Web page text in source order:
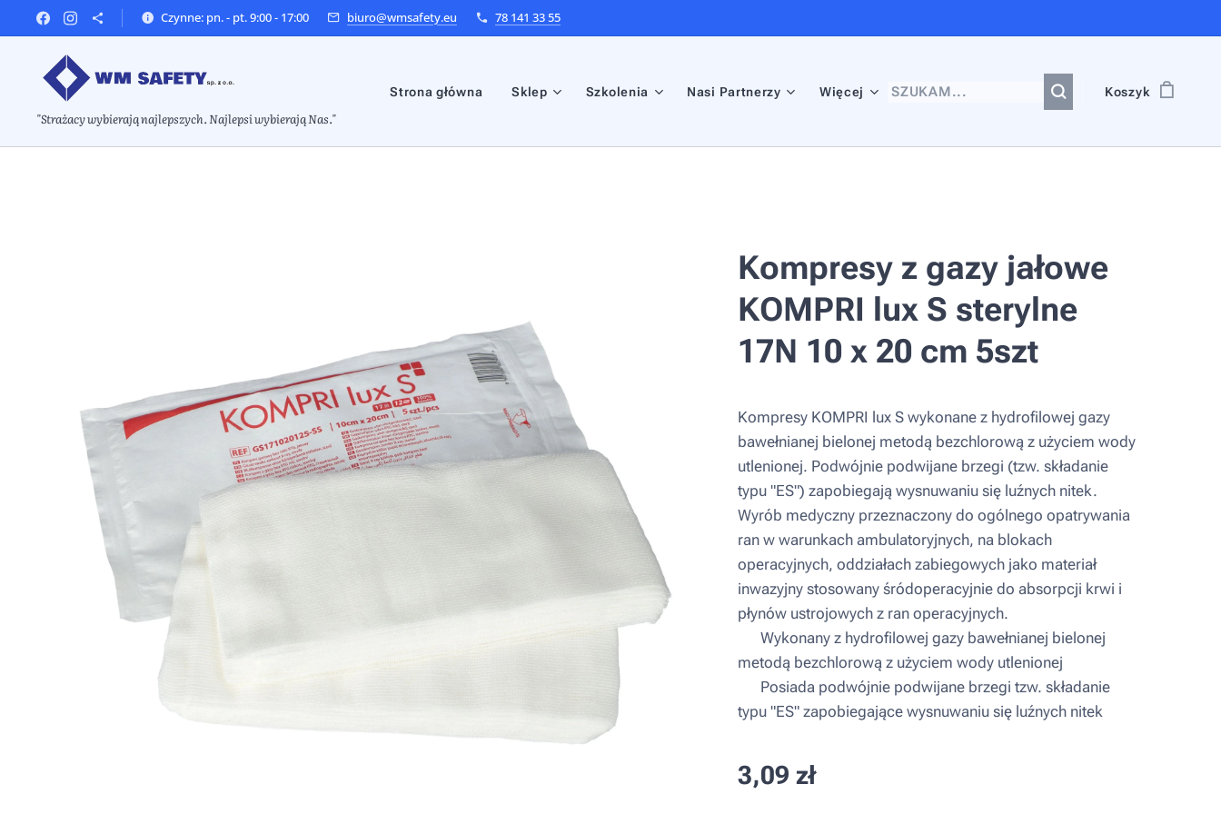
Czynne: pn. - pt. 9:00 - 17:00 biuro@wmsafety.eu 78 141 33 55
"Strażacy wybierają najlepszych. Najlepsi wybierają Nas."
Strona główna Sklep Szkolenia Nasi Partnerzy Więcej Koszyk
Kompresy z gazy jałowe
KOMPRI lux S sterylne
17N 10 x 20 cm 5szt
Kompresy KOMPRI lux S wykonane z hydrofilowej gazy
bawełnianej bielonej metodą bezchlorową z użyciem wody
utlenionej. Podwójnie podwijane brzegi (tzw. składanie
typu "ES") zapobiegają wysnuwaniu się luźnych nitek.
Wyrób medyczny przeznaczony do ogólnego opatrywania
ran w warunkach ambulatoryjnych, na blokach
operacyjnych, oddziałach zabiegowych jako materiał
inwazyjny stosowany śródoperacyjnie do absorpcji krwi i
płynów ustrojowych z ran operacyjnych.
▪ Wykonany z hydrofilowej gazy bawełnianej bielonej
metodą bezchlorową z użyciem wody utlenionej
▪ Posiada podwójnie podwijane brzegi tzw. składanie
typu "ES" zapobiegające wysnuwaniu się luźnych nitek
3,09 zł